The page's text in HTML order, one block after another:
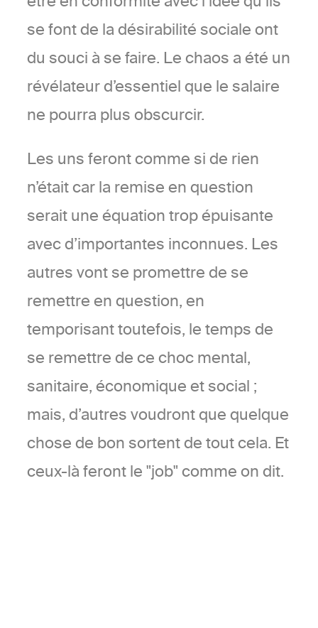
se font de la désirabilité sociale ont
du souci à se faire. Le chaos a été un
révélateur d’essentiel que le salaire
ne pourra plus obscurcir.
Les uns feront comme si de rien
n’était car la remise en question
serait une équation trop épuisante
avec d’importantes inconnues. Les
autres vont se promettre de se
remettre en question, en
temporisant toutefois, le temps de
se remettre de ce choc mental,
sanitaire, économique et social ;
mais, d’autres voudront que quelque
chose de bon sortent de tout cela. Et
ceux-là feront le "job" comme on dit.